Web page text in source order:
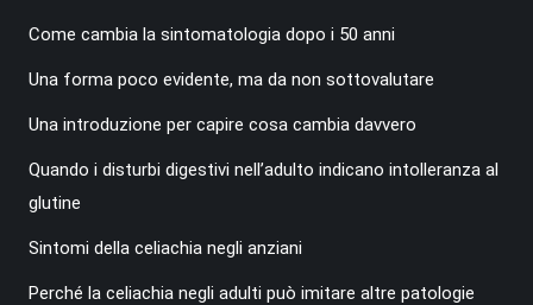
Come cambia la sintomatologia dopo i 50 anni
Una forma poco evidente, ma da non sottovalutare
Una introduzione per capire cosa cambia davvero
Quando i disturbi digestivi nell’adulto indicano intolleranza al
glutine
Sintomi della celiachia negli anziani
Perché la celiachia negli adulti può imitare altre patologie